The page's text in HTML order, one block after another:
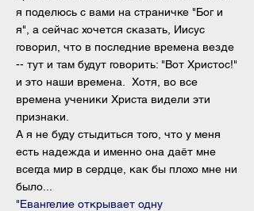
я поделюсь с вами на страничке "Бог и
я", а сейчас хочется сказать, Иисус
говорил, что в последние времена везде
-- тут и там будут говорить: "Вот Христос!"
и это наши времена. Хотя, во все
времена ученики Христа видели эти
признаки.
А я не буду стыдиться того, что у меня
есть надежда и именно она даёт мне
всегда мир в сердце, как бы плохо мне ни
было...
"Евангелие открывает одну